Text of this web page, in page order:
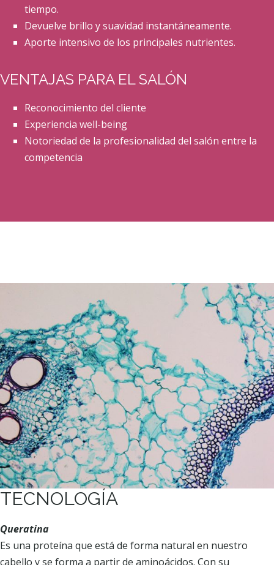
tiempo.
Devuelve brillo y suavidad instantáneamente.
Aporte intensivo de los principales nutrientes.
VENTAJAS PARA EL SALÓN
Reconocimiento del cliente
Experiencia well-being
Notoriedad de la profesionalidad del salón entre la
competencia
TECNOLOGÍA
Queratina
Es una proteína que está de forma natural en nuestro
cabello y se forma a partir de aminoácidos. Con su